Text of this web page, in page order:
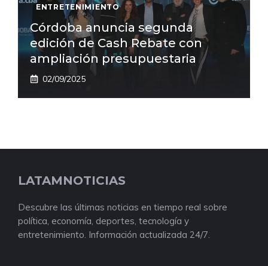
ENTRETENIMIENTO
Córdoba anuncia segunda
edición de Cash Rebate con
ampliación presupuestaria
02/09/2025
LATAMNOTICIAS
Descubre las últimas noticias en tiempo real sobre
política, economía, deportes, tecnología y
entretenimiento. Información actualizada 24/7.